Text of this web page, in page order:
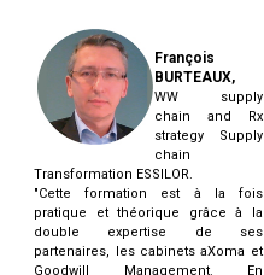
François
BURTEAUX,
WW supply
chain and Rx
strategy Supply
chain
Transformation ESSILOR.
"Cette formation est à la fois
pratique et théorique grâce à la
double expertise de ses
partenaires, les cabinets aXoma et
Goodwill Management. En